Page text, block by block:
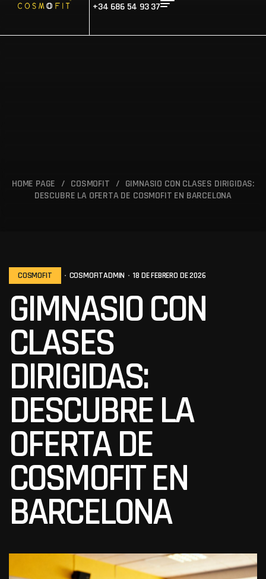
+34 686 54 93 37
HOME PAGE / COSMOFIT / GIMNASIO CON CLASES DIRIGIDAS:
DESCUBRE LA OFERTA DE COSMOFIT EN BARCELONA
COSMOFIT COSMOFITADMIN 18 DE FEBRERO DE 2026
GIMNASIO CON
CLASES
DIRIGIDAS:
DESCUBRE LA
OFERTA DE
COSMOFIT EN
BARCELONA